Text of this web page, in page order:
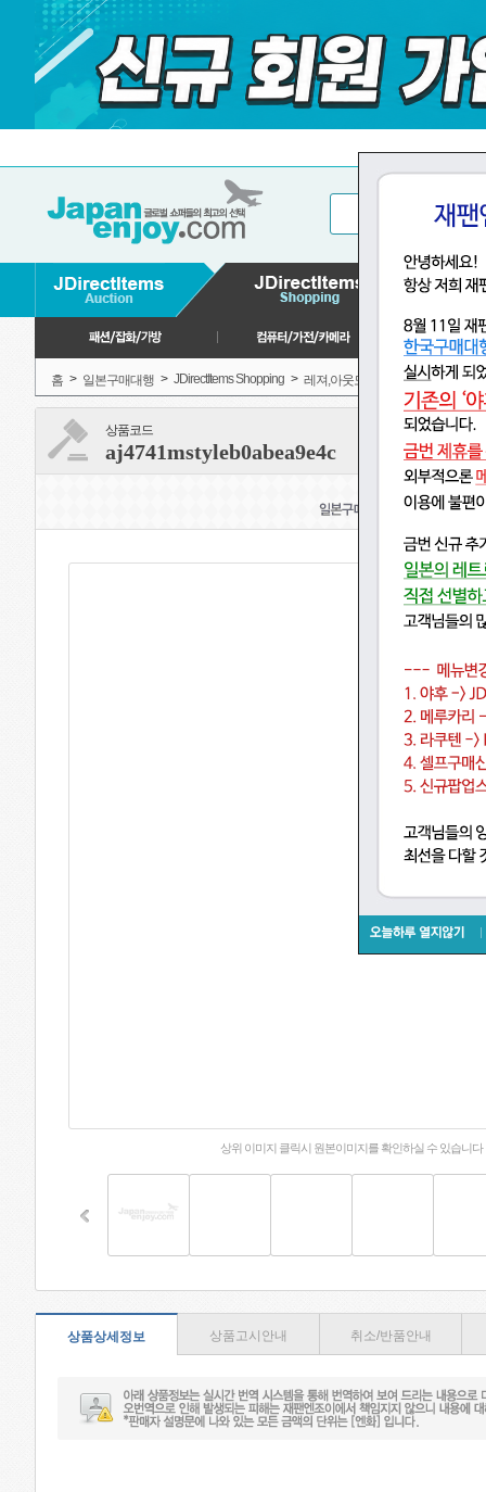
홈 > 일본구매대행 > JDirectItems Shopping > 레져,아웃도어 > 피싱 >
상품코드
aj4741mstyleb0abea9e4c
상위 이미지 클릭시 원본이미지를 확인하실 수 있습니다
상품상세정보 상품고시안내 취소/반품안내